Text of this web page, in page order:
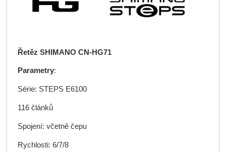
Řetěz SHIMANO CN-HG71
Parametry:
Série: STEPS E6100
116 článků
Spojení: včetně čepu
Rychlosti: 6/7/8